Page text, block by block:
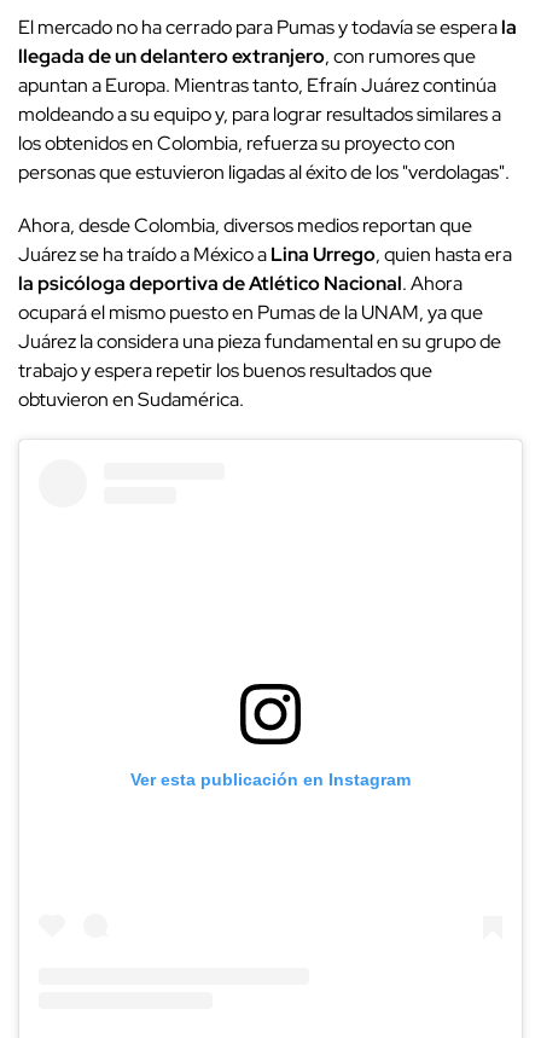
El mercado no ha cerrado para Pumas y todavía se esperala
llegada de un delantero extranjero, con rumores que
apuntan a Europa. Mientras tanto, Efraín Juárez continúa
moldeando a su equipo y, para lograr resultados similares a
los obtenidos en Colombia, refuerza su proyecto con
personas que estuvieron ligadas al éxito de los "verdolagas".
Ahora, desde Colombia, diversos medios reportan que
Juárez se ha traído a México aLina Urrego, quien hasta era
la psicóloga deportiva de Atlético Nacional. Ahora
ocupará el mismo puesto en Pumas de la UNAM, ya que
Juárez la considera una pieza fundamental en su grupo de
trabajo y espera repetir los buenos resultados que
obtuvieron en Sudamérica.
Ver esta publicación en Instagram